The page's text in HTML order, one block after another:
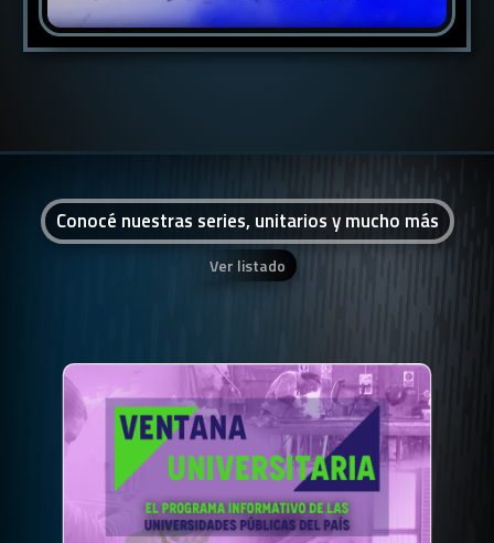
Conocé nuestras series, unitarios y mucho más
Ver listado